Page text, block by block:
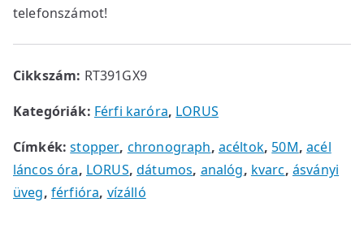
telefonszámot!
Cikkszám: RT391GX9
Kategóriák: Férfi karóra, LORUS
Címkék:stopper, chronograph, acéltok, 50M,acél
láncos óra, LORUS,dátumos, analóg, kvarc, ásványi
üveg, férfióra, vízálló